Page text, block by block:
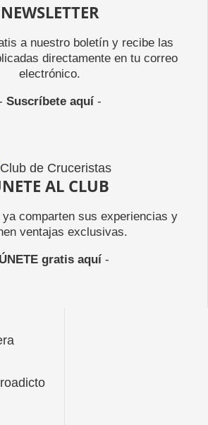
NEWSLETTER
a nuestro boletín y recibe las
directamente en tu correo
electrónico.
Suscríbete aquí-
AL CLUB
comparten sus experiencias y
ventajas exclusivas.
ÚNETE gratis aquí-